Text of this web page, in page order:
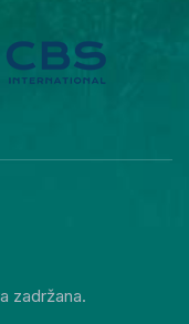
zadržana.